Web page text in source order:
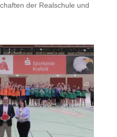
der Realschule und